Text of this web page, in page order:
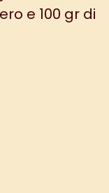
e 100 gr di